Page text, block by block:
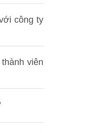
công ty
viên